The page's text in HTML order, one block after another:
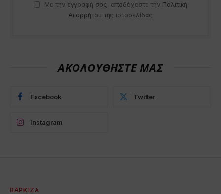
Με την εγγραφή σας, αποδέχεστε την Πολιτική
Απορρήτου της ιστοσελίδας
ΑΚΟΛΟΥΘΗΣΤΕ ΜΑΣ
Facebook Twitter
Instagram
ΒΆΡΚΙΖΑ